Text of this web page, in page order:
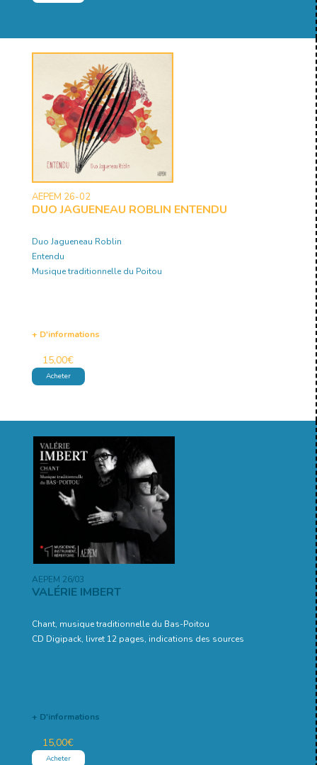
AEPEM 26-02
DUO JAGUENEAU ROBLIN ENTENDU
Duo Jagueneau Roblin
Entendu
Musique traditionnelle du Poitou
+ D'informations
15,00€
Acheter
AEPEM 26/03
VALÉRIE IMBERT
Chant, musique traditionnelle du Bas-Poitou
CD Digipack, livret 12 pages, indications des sources
+ D'informations
15,00€
Acheter